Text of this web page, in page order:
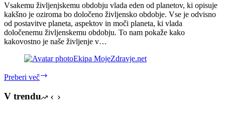
Vsakemu življenjskemu obdobju vlada eden od planetov, ki opisuje
kakšno je oziroma bo določeno življensko obdobje. Vse je odvisno
od postavitve planeta, aspektov in moči planeta, ki vlada
določenemu življenskemu obdobju. To nam pokaže kako
kakovostno je naše življenje v…
Ekipa MojeZdravje.net
Preberi več
V trendu